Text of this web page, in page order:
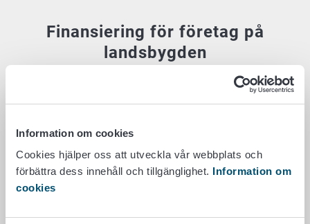
Information om cookies
Cookies hjälper oss att utveckla vår webbplats och
förbättra dess innehåll och tillgänglighet. Information om
cookies
Finansiering för företag på
landsbygden
Vill du grunda, utveckla eller utvidga ett företag?
för att starta, utveckla och investera i
företagsverksamhet. Företag och gårdar som är
verksamma på landsbygden och som också
bedriver annan företagsverksamhet än